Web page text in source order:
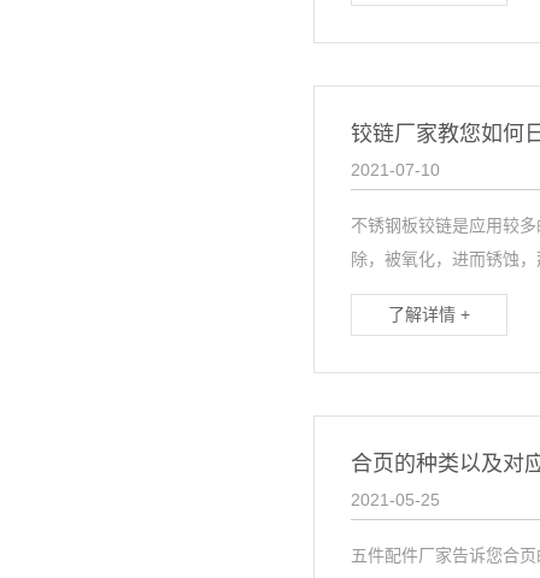
铰链厂家教您如何
2021-07-10
不锈钢板铰链是应用较
除，被氧化，进而锈蚀
了解详情 +
合页的种类以及对
2021-05-25
五件配件厂家告诉您合